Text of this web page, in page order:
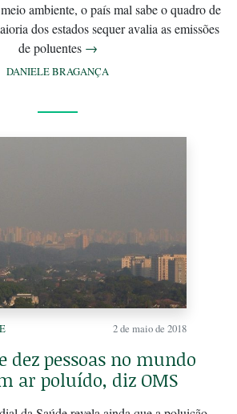
ambiente, o país mal sabe o quadro de
dos estados sequer avalia as emissões
de poluentes →
DANIELE BRAGANÇA
2 de maio de 2018
dez pessoas no mundo
ar poluído, diz OMS